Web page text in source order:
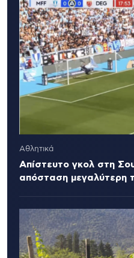
Αθλητικά
Απίστευτο γκολ στη
απόσταση μεγαλύτερη